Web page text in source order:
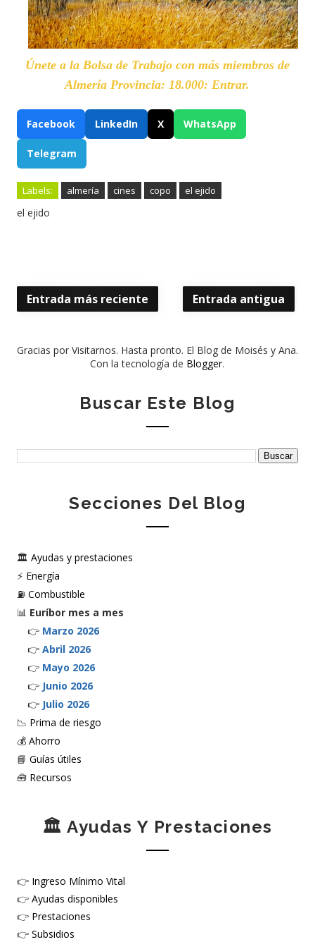
Únete a la Bolsa de Trabajo con más miembros de
Almería Provincia: 18.000: Entrar.
Facebook LinkedIn X WhatsApp
Telegram
Labels: almería cines copo el ejido
el ejido
Entrada más reciente Entrada antigua
Gracias por Visitarnos. Hasta pronto. El Blog de Moisés y Ana.
Con la tecnología de Blogger.
Buscar Este Blog
Secciones Del Blog
🏛️ Ayudas y prestaciones
⚡ Energía
⛽ Combustible
📊 Euríbor mes a mes
👉 Marzo 2026
👉 Abril 2026
👉 Mayo 2026
👉 Junio 2026
👉 Julio 2026
📉 Prima de riesgo
💰 Ahorro
📘 Guías útiles
🧰 Recursos
🏛️ Ayudas Y Prestaciones
👉 Ingreso Mínimo Vital
👉 Ayudas disponibles
👉 Prestaciones
👉 Subsidios